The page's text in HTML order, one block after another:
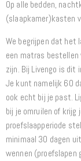
Op alle bedden,
(slaapkamer)kasten
We begrijpen dat het
een matras
zijn. Bij Livengo is dit
Je kunt namelijk 60
ook echt bij je past.
bij je omruilen of krijg
proefslaapperiode
minimaal 30 dagen
wennen (proefslapen